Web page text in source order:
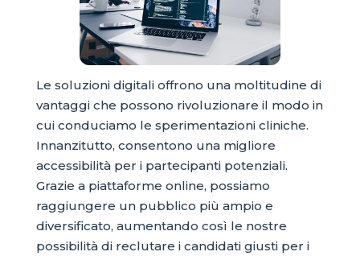
Le soluzioni digitali offrono una moltitudine di
vantaggi che possono rivoluzionare il modo in
cui conduciamo le sperimentazioni cliniche.
Innanzitutto, consentono una migliore
accessibilità per i partecipanti potenziali.
Grazie a piattaforme online, possiamo
raggiungere un pubblico più ampio e
diversificato, aumentando così le nostre
possibilità di reclutare i candidati giusti per i